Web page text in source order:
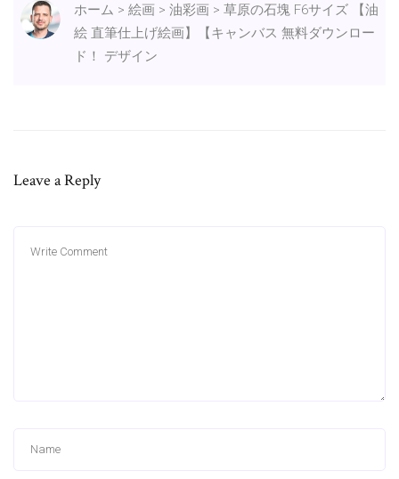
ホーム > 絵画 > 油彩画 > 草原の石塊 F6サイズ 【油
絵 直筆仕上げ絵画】【キャンバス 無料ダウンロー
ド！ デザイン
Leave a Reply